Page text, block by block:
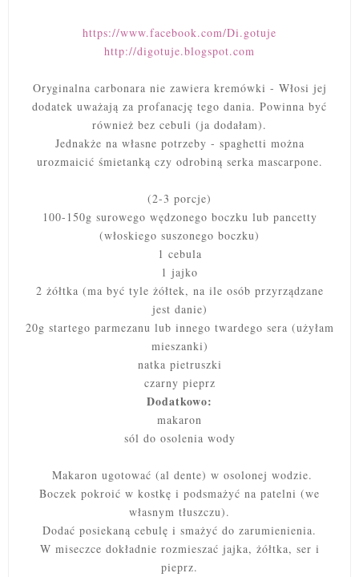
https://www.facebook.com/Di.gotuje
http://digotuje.blogspot.com
Oryginalna carbonara nie zawiera kremówki - Włosi jej
dodatek uważają za profanację tego dania. Powinna być
również bez cebuli (ja dodałam).
Jednakże na własne potrzeby - spaghetti można
urozmaicić śmietanką czy odrobiną serka mascarpone.
(2-3 porcje)
100-150g surowego wędzonego boczku lub pancetty
(włoskiego suszonego boczku)
1 cebula
1 jajko
2 żółtka (ma być tyle żółtek, na ile osób przyrządzane
jest danie)
20g startego parmezanu lub innego twardego sera (użyłam
mieszanki)
natka pietruszki
czarny pieprz
Dodatkowo:
makaron
sól do osolenia wody
Makaron ugotować (al dente) w osolonej wodzie.
Boczek pokroić w kostkę i podsmażyć na patelni (we
własnym tłuszczu).
Dodać posiekaną cebulę i smażyć do zarumienienia.
W miseczce dokładnie rozmieszać jajka, żółtka, ser i
pieprz.